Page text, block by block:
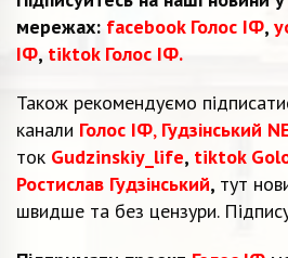
мережах: facebook Голос ІФ,
ІФ, tiktok Голос ІФ.
Також рекомендуємо
канали Голос ІФ, Гудзінський
ток Gudzinskiy_life, tiktok
Ростислав Гудзінський, тут
швидше та без цензури.